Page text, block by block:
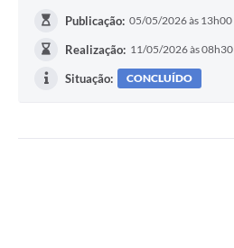
Publicação: 05/05/2026 às 13h00
Realização: 11/05/2026 às 08h30
Situação: CONCLUÍDO